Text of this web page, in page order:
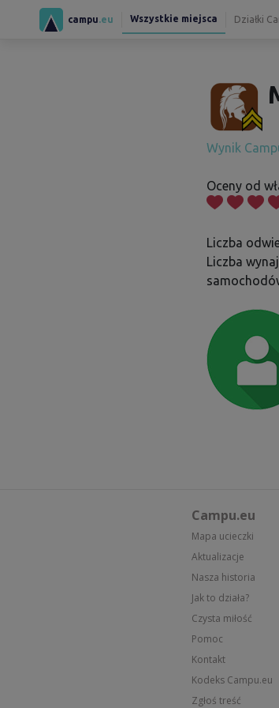
campu .eu Wszystkie miejsca Działki
Wynik
Oceny od
Liczba
Liczba
Campu.eu
Mapa ucieczki
Aktualizacje
Nasza historia
Jak to działa?
Czysta miłość
Pomoc
Kontakt
Kodeks Campu.eu
Zgłoś treść